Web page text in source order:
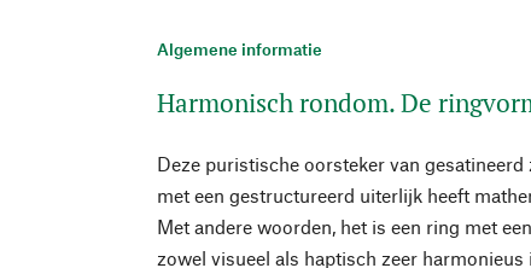
Algemene informatie
Harmonisch rondom. De
Deze puristische oorsteker van
met een gestructureerd uiterlijk heeft
Met andere woorden, het is een ring met
zowel visueel als haptisch zeer harmonieus